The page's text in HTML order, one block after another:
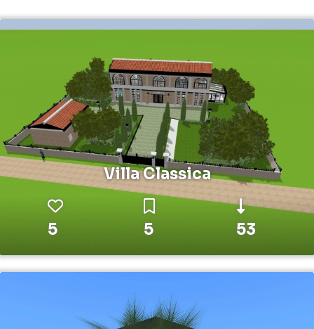
Villa Classica
5 5 53